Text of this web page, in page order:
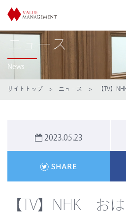
ニュース
News
サイトトップ > ニュース > 【TV】
2023.05.23
【TV】NHK お